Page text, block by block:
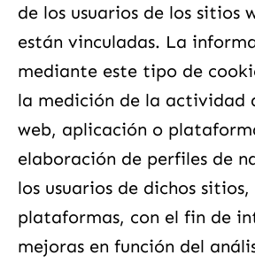
de los usuarios de los sitios
están vinculadas. La
mediante este tipo de
la medición de la actividad
web, aplicación o
elaboración de perfiles de
los usuarios de dichos
plataformas, con el fin de
mejoras en función del